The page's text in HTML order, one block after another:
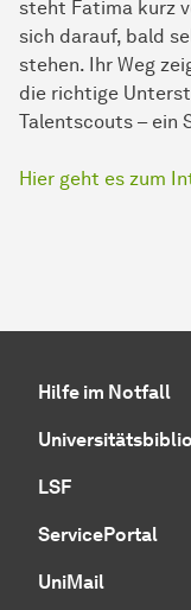
steht Fatima kurz
sich darauf, bald
stehen. Ihr Weg
die richtige
Talentscouts – ein
Hier geht es zum
Hilfe im Notfall
LSF
ServicePortal
UniMail